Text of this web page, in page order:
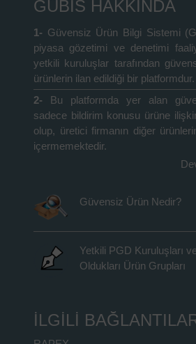
GÜBİS HAKKINDA
1- Güvensiz Ürün Bilgi Sistemi
piyasa gözetimi ve denetimi
yetkili kuruluşlar tarafından
ürünlerin ilan edildiği bir platformdur.
2-
Bu platformda yer alan
sadece bildirim konusu ürüne
olup, üretici firmanın diğer
içermemektedir.
Güvensiz Ürün Nedir?
Yetkili PGD Kuruluşları
Oldukları Ürün Grupları
İLGİLİ